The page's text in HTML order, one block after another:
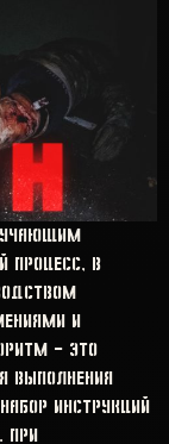
процесс, в
и
— это
выполнения
инструкций
При